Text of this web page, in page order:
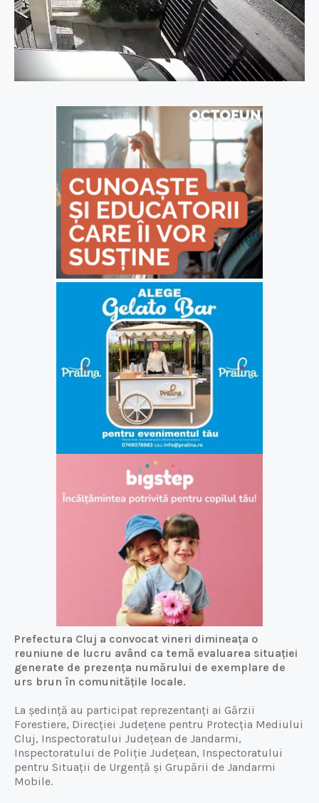
Prefectura Cluj a convocat vineri dimineața o
reuniune de lucru având ca temă evaluarea situației
generate de prezența numărului de exemplare de
urs brun în comunitățile locale.
La ședință au participat reprezentanți ai Gărzii
Forestiere, Direcției Județene pentru Protecția Mediului
Cluj, Inspectoratului Județean de Jandarmi,
Inspectoratului de Poliție Județean, Inspectoratului
pentru Situații de Urgență și Grupării de Jandarmi
Mobile.